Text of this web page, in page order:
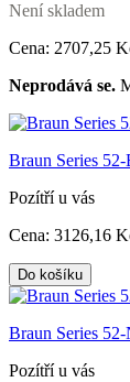
Není skladem
Cena: 2707,25
Neprodává se.
Braun Series
Pozítří u vás
Cena: 3126,16
Do košíku
Braun Series
Pozítří u vás